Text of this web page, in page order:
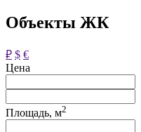
Объекты ЖК
₽ $ €
Цена
Площадь, м2